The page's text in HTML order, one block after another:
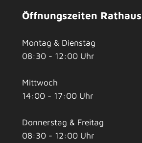
Öffnungszeiten Rathaus
Montag & Dienstag
08:30 - 12:00 Uhr
Mittwoch
14:00 - 17:00 Uhr
Donnerstag & Freitag
08:30 - 12:00 Uhr